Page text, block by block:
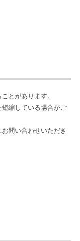
とがあります。
縮している場合がご
問い合わせいただき